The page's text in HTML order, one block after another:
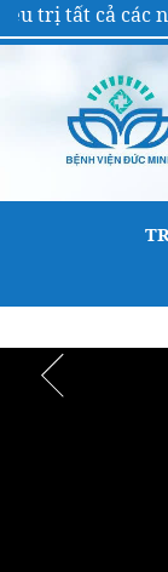
các ngày -